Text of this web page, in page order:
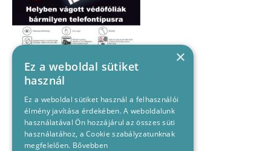
×
Ez a weboldal sütiket
használ
Ez a weboldal sütiket használ a felhasználói
élmény javítása érdekében. A weboldalunk
használatával Ön hozzájárul az összes süti
használatához, a Cookie szabályzatunknak
megfelelően. Bővebben